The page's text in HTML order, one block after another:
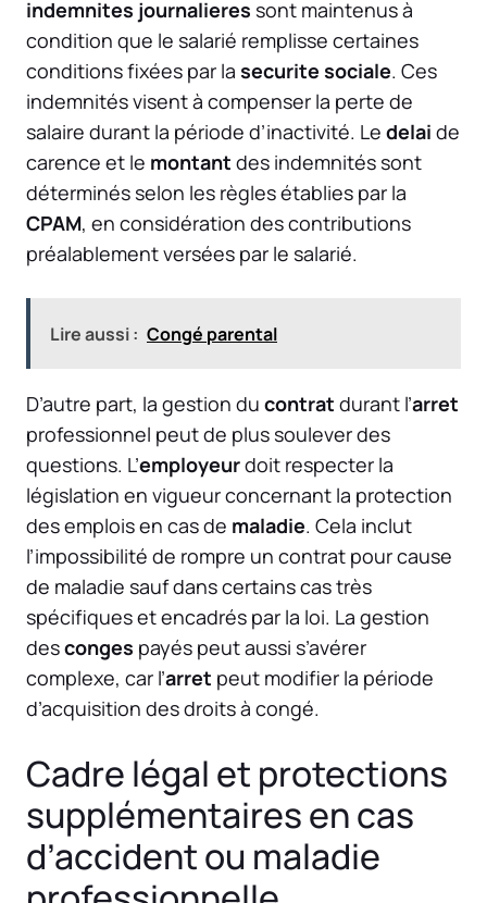
indemnites journalieres sont maintenus à
condition que le salarié remplisse certaines
conditions fixées par la securite sociale. Ces
indemnités visent à compenser la perte de
salaire durant la période d’inactivité. Le delai de
carence et le montant des indemnités sont
déterminés selon les règles établies par la
CPAM, en considération des contributions
préalablement versées par le salarié.
Lire aussi : Congé parental
D’autre part, la gestion du contrat durant l’arret
professionnel peut de plus soulever des
questions. L’employeurdoit respecter la
législation en vigueur concernant la protection
des emplois en cas de maladie. Cela inclut
l’impossibilité de rompre un contrat pour cause
de maladie sauf dans certains cas très
spécifiques et encadrés par la loi. La gestion
desconges payés peut aussi s’avérer
complexe, car l’arret peut modifier la période
d’acquisition des droits à congé.
Cadre légal et protections
supplémentaires en cas
d’accident ou maladie